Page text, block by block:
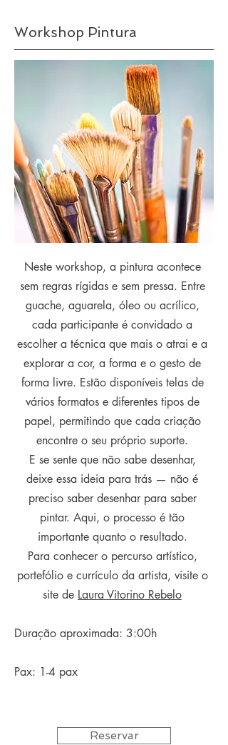
Workshop Pintura
Neste workshop, a pintura acontece
sem regras rígidas e sem pressa. Entre
guache, aguarela, óleo ou acrílico,
cada participante é convidado a
escolher a técnica que mais o atrai e a
explorar a cor, a forma e o gesto de
forma livre. Estão disponíveis telas de
vários formatos e diferentes tipos de
papel, permitindo que cada criação
encontre o seu próprio suporte.
E se sente que não sabe desenhar,
deixe essa ideia para trás — não é
preciso saber desenhar para saber
pintar. Aqui, o processo é tão
importante quanto o resultado.
Para conhecer o percurso artístico,
portefólio e currículo da artista, visite o
site de Laura Vitorino Rebelo
Duração aproximada: 3:00h
Pax: 1-4 pax​
Reservar